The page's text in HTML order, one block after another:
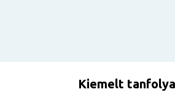
Kiemelt